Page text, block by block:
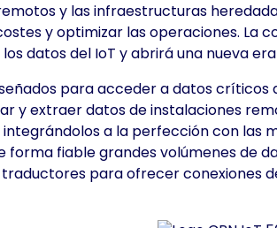
y las infraestructuras
y optimizar las operaciones. La
datos del IoT y abrirá una nueva
para acceder a datos críticos
y extraer datos de instalaciones
a la perfección con
fiable grandes volúmenes de
para ofrecer conexiones